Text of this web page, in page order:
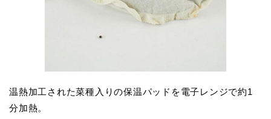
温熱加工された菜種入りの保温パッドを電子レンジで約1
分加熱。